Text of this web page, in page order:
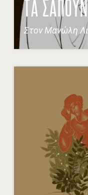
ΤΑ
Στον Μανώλη